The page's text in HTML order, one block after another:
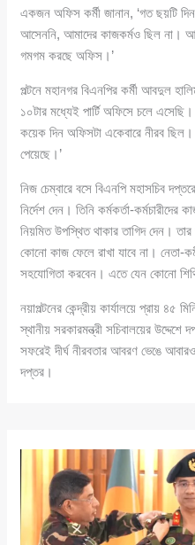
একজন অফিস কর্মী জানান, ‘গত ছয়টি
আসেননি, আমাদের কাজকর্মও ছিল
গমগম করছে অফিস।’
পল্টনে মহানগর বিএনপির কর্মী আবদুল
১০টার মধ্যেই পার্টি অফিসে চলে
কয়েক দিন অফিসটা একেবারে নীরব
পেয়েছে।’
নিজ চেম্বারে বসে বিএনপি মহাসচিব
নির্দেশ দেন। তিনি কর্মকর্তা-
নিয়মিত উপস্থিত থাকার তাগিদ দেন।
কোনো কাজ ফেলে রাখা যাবে না। নেতা-
সহযোগিতা করবেন। এতে যেন কোনো
নয়াপল্টনের কেন্দ্রীয় কার্যালয়ে প্রায় ৪৫
স্থানীয় সরকারমন্ত্রী সচিবালয়ের
সফরেই দীর্ঘ নীরবতার আবরণ ভেঙে
দপ্তর।